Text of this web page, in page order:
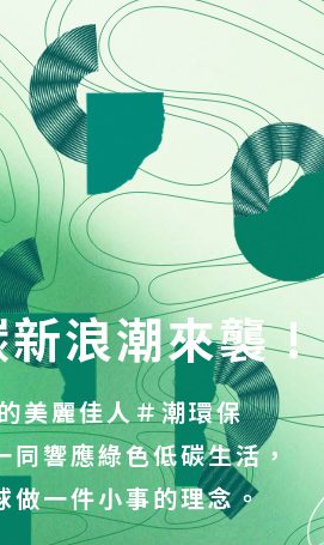
浪潮來襲 !
美麗佳人＃潮環保
響應綠色低碳生活，
做一件小事的理念。